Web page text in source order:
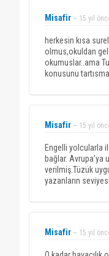
Misafir ~ 15 yıl
herkesin kısa
olmus,okuldan
okumuslar..ama
konusunu
Misafir ~ 15 yıl
Engelli yolcularla
bağlar. Avrupa’ya
verilmiş.Tüzük
yazanların
Misafir ~ 15 yıl